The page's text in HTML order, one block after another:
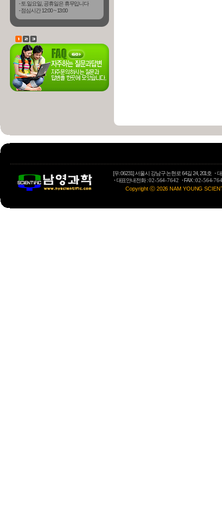
- 토.일요일, 공휴일은 휴무입니다
- 점심시간 12:00 ~ 13:00
[우: 06231] 서울시 강남구 논현로 64길 24, 201호·
·대표안내전화 :02-564-7642 ·FAX :02-564-
Copyright ⓒ 2026 NAM YOUNG